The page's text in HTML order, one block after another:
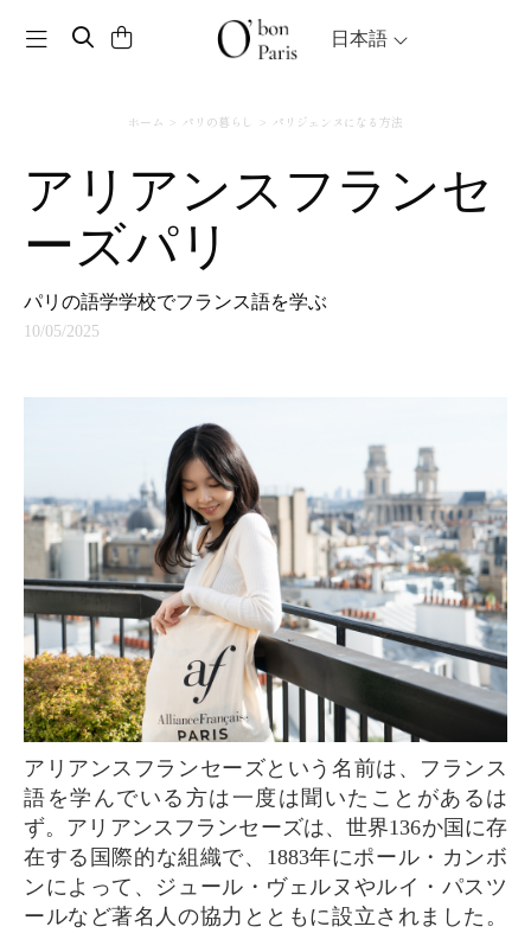
Toggle navigation 日本語
ホーム パリの暮らし パリジェンヌになる方法
アリアンスフランセ
ーズパリ
パリの語学学校でフランス語を学ぶ
10/05/2025
アリアンスフランセーズという名前は、フランス
語を学んでいる方は一度は聞いたことがあるは
ず。アリアンスフランセーズは、世界136か国に存
在する国際的な組織で、1883年にポール・カンボ
ンによって、ジュール・ヴェルヌやルイ・パスツ
ールなど著名人の協力とともに設立されました。